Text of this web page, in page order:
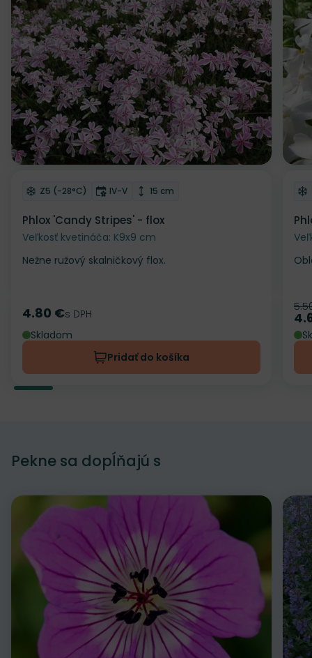
Odober do zoznamu želaní
Mrazuvzdornosť
Z5 (-28°C) Doba kvitnutia
IV-V Výška rastliny
15 cm
Phlox 'Candy Stripes' - flox
Veľkosť kvetináča: K9x9 cm
Nežne ružový skalničkový flox.
Cena
4.80 €s DPH
Skladom
Pridať do košíka
Pekne sa dopĺňajú s